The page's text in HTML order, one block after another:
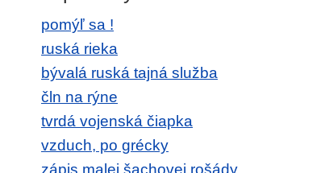
pomýľ sa !
ruská rieka
bývalá ruská tajná služba
čln na rýne
tvrdá vojenská čiapka
vzduch, po grécky
zápis malej šachovej rošády